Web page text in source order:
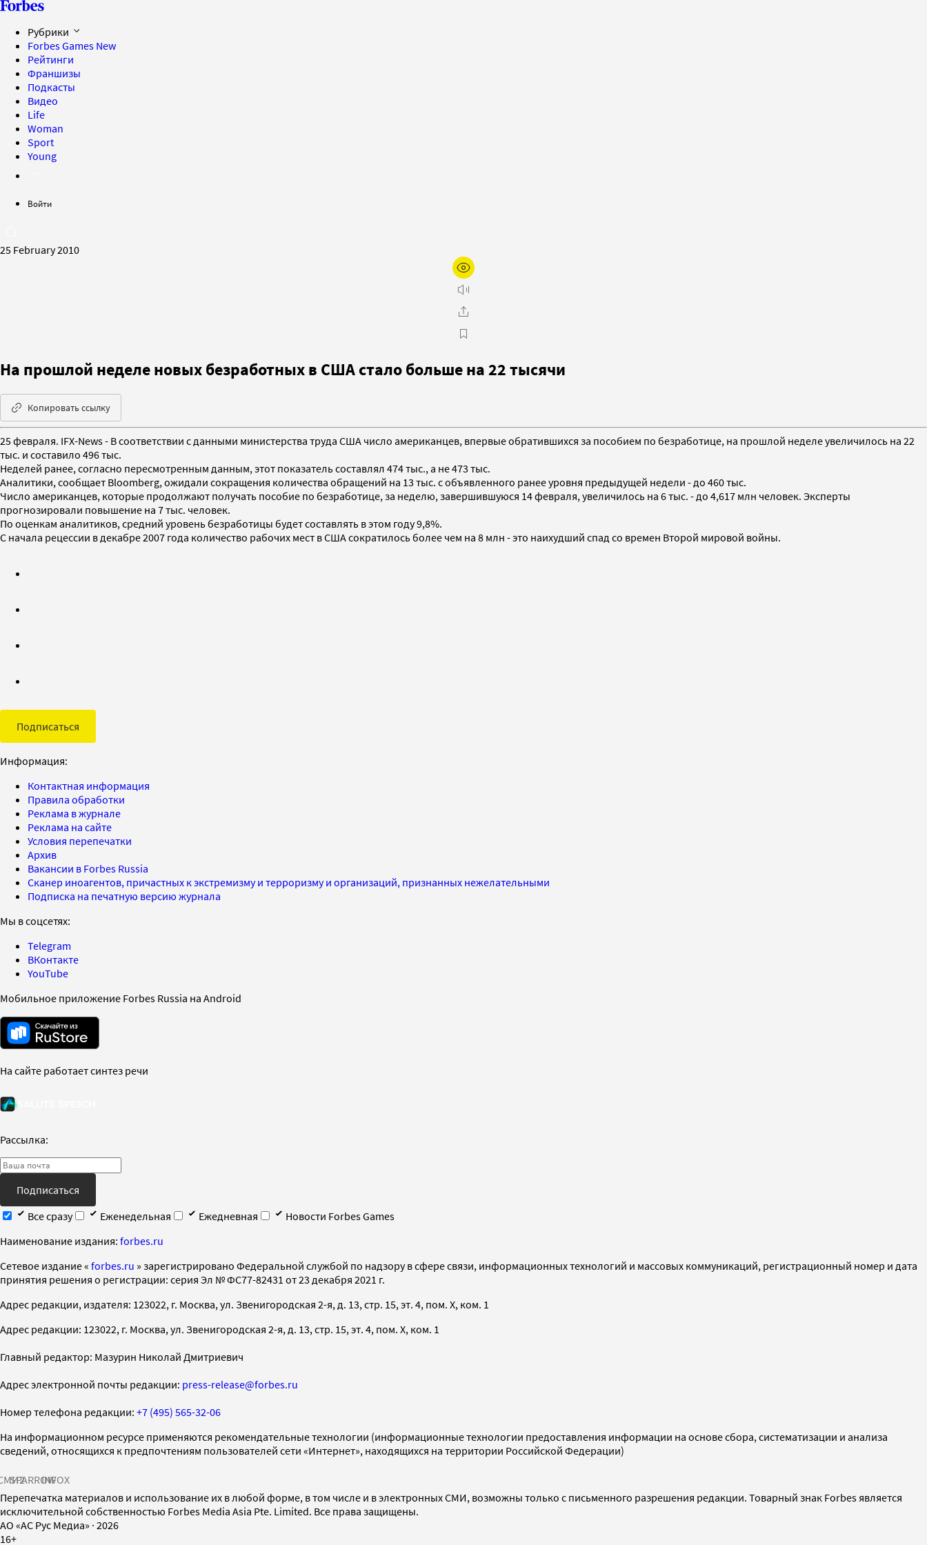
Рубрики
Forbes Games New
Рейтинги
Франшизы
Подкасты
Видео
Life
Woman
Sport
Young
Войти
25 February 2010
На прошлой неделе новых безработных в США стало больше на 22 тысячи
Копировать ссылку
25 февраля. IFX-News - В соответствии с данными министерства труда США число американцев, впервые обратившихся за пособием по безработице, на прошлой неделе увеличилось на 22
тыс. и составило 496 тыс.
Неделей ранее, согласно пересмотренным данным, этот показатель составлял 474 тыс., а не 473 тыс.
Аналитики, сообщает Bloomberg, ожидали сокращения количества обращений на 13 тыс. с объявленного ранее уровня предыдущей недели - до 460 тыс.
Число американцев, которые продолжают получать пособие по безработице, за неделю, завершившуюся 14 февраля, увеличилось на 6 тыс. - до 4,617 млн человек. Эксперты
прогнозировали повышение на 7 тыс. человек.
По оценкам аналитиков, средний уровень безработицы будет составлять в этом году 9,8%.
С начала рецессии в декабре 2007 года количество рабочих мест в США сократилось более чем на 8 млн - это наихудший спад со времен Второй мировой войны.
Подписаться
Информация:
Контактная информация
Правила обработки
Реклама в журнале
Реклама на сайте
Условия перепечатки
Архив
Вакансии в Forbes Russia
Сканер иноагентов, причастных к экстремизму и терроризму и организаций, признанных нежелательными
Подписка на печатную версию журнала
Мы в соцсетях:
Telegram
ВКонтакте
YouTube
Мобильное приложение Forbes Russia на Android
На сайте работает синтез речи
Рассылка:
Подписаться
Все сразу
Еженедельная Ежедневная
Новости Forbes Games
Наименование издания: forbes.ru
Cетевое издание « forbes.ru » зарегистрировано Федеральной службой по надзору в сфере связи, информационных технологий и массовых коммуникаций, регистрационный номер и дата
принятия решения о регистрации: серия Эл № ФС77-82431 от 23 декабря 2021 г.
Адрес редакции, издателя: 123022, г. Москва, ул. Звенигородская 2-я, д. 13, стр. 15, эт. 4, пом. X, ком. 1
Адрес редакции: 123022, г. Москва, ул. Звенигородская 2-я, д. 13, стр. 15, эт. 4, пом. X, ком. 1
Главный редактор: Мазурин Николай Дмитриевич
Адрес электронной почты редакции: press-release@forbes.ru
Номер телефона редакции: +7 (495) 565-32-06
На информационном ресурсе применяются рекомендательные технологии (информационные технологии предоставления информации на основе сбора, систематизации и анализа
сведений, относящихся к предпочтениям пользователей сети «Интернет», находящихся на территории Российской Федерации)
SPARROWINFOX
Перепечатка материалов и использование их в любой форме, в том числе и в электронных СМИ, возможны только с письменного разрешения редакции. Товарный знак Forbes является
исключительной собственностью Forbes Media Asia Pte. Limited. Все права защищены.
AO «АС Рус Медиа» · 2026
16+